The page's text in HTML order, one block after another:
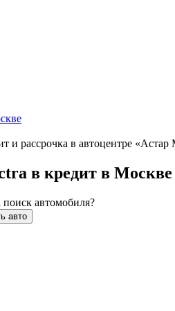
и рассрочка в автоцентре «Астар
в кредит в Москве
поиск автомобиля?
авто